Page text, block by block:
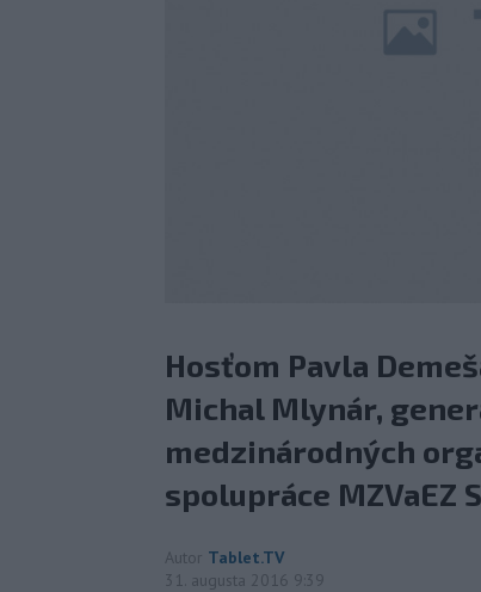
Hosťom Pavla
Michal Mlynár,
medzinárodných
spolupráce MZVaEZ
Autor Tablet.TV
31. augusta 2016 9:39